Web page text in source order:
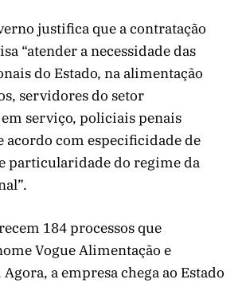
justifica que a contratação
“atender a necessidade das
do Estado, na alimentação
servidores do setor
serviço, policiais penais
acordo com especificidade de
particularidade do regime da
184 processos que
Vogue Alimentação e
a empresa chega ao Estado